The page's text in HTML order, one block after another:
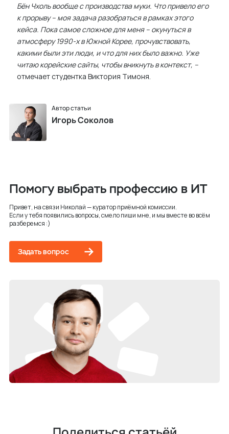
Бён Чхоль вообще с производства муки. Что привело его
к прорыву – моя задача разобраться в рамках этого
кейса. Пока самое сложное для меня – окунуться в
атмосферу 1990-х в Южной Корее, прочувствовать,
какими были эти люди, и что для них было важно. Уже
читаю корейские сайты, чтобы вникнуть в контекст, –
отмечает студентка Виктория Тимоня.
Автор статьи
Игорь Соколов
Помогу выбрать профессию в ИТ
Привет, на связи Николай — куратор приёмной комиссии.
Если у тебя появились вопросы, смело пиши мне, и мы вместе во всём
разберемся :)
Задать вопрос